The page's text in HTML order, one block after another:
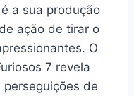
a sua produção
ação de tirar o
O
7 revela
de